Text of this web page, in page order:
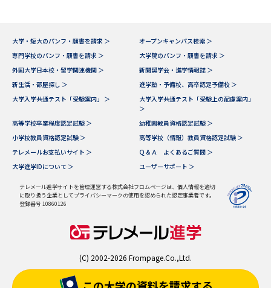
大学・短大のパンフ・願書を請求 ＞
オープンキャンパス検索 ＞
専門学校のパンフ・願書を請求 ＞
大学院のパンフ・願書を請求 ＞
外国大学日本校・留学関連機関 ＞
新聞奨学会・進学情報誌 ＞
新生活・部屋探し ＞
進学塾・予備校、高卒認定予備校 ＞
大学入学共通テスト「受験案内」 ＞
大学入学共通テスト「受験上の配慮案内」
＞
高等学校卒業程度認定試験 ＞
幼稚園教員資格認定試験 ＞
小学校教員資格認定試験 ＞
高等学校（情報）教員資格認定試験 ＞
テレメールお支払いサイト ＞
Ｑ＆Ａ よくあるご質問 ＞
大学進学IDについて ＞
ユーザーサポート ＞
テレメール進学サイトを管理運営する株式会社フロムページは、個人情報を適切
に取り扱う企業としてプライバシーマークの使用を認められた認定事業者です。
登録番号 10860126
(C) 2002-2026 Frompage.Co.,Ltd.